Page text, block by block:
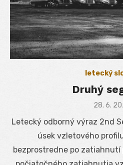
letecký
Druhý
Posted
28. 6.
Letecký odborný výraz 2nd
úsek vzletového
bezprostredne po zatiahnutí